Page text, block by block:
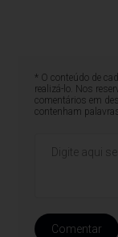
* O conteúdo de
realizá-lo. Nos
comentários em
contenham
Comentar